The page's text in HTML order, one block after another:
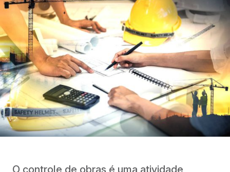
O controle de obras é uma atividade